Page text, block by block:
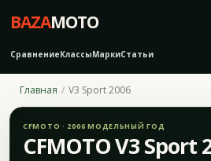
BAZAMOTO
СравнениеКлассыМаркиСтатьи
Главная V3 Sport 2006
CFMOTO · 2006 МОДЕЛЬНЫЙ ГОД
CFMOTO V3 Sport